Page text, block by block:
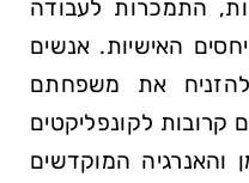
התמכרות לעבודה
האישיות. אנשים
להזניח את משפחתם
קרובות לקונפליקטים
והאנרגיה המוקדשים